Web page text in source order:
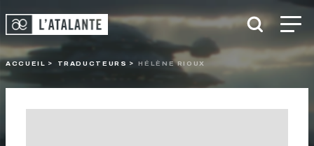
ACCUEIL TRADUCTEURS HÉLÈNE RIOUX